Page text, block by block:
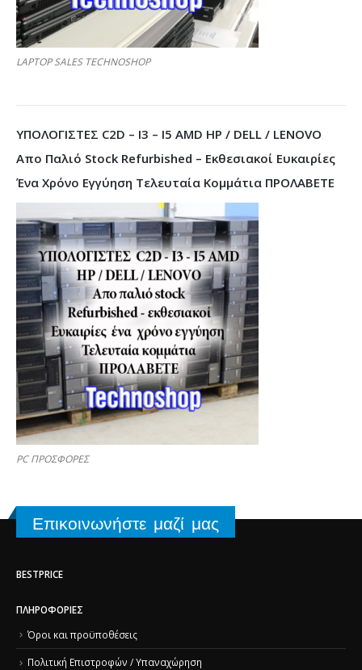
LAPTOP SALES TECHNOSHOP
ΥΠΟΛΟΓΙΣΤΕΣ C2D – I3 – I5 AMD HP / DELL / LENOVO
Απο Παλιό Stock Refurbished – Εκθεσιακοί Ευκαιρίες
Ένα Χρόνο Εγγύηση Τελευταία Κομμάτια ΠΡΟΛΑΒΕΤΕ
PC ΠΡΟΣΦΟΡΕΣ
Επικοινωνήστε μαζί μας
BESTPRICE
ΠΛΗΡΟΦΟΡΊΕΣ
Όροι και προϋποθέσεις
Πολιτική Επιστροφών / Υπαναχώρηση